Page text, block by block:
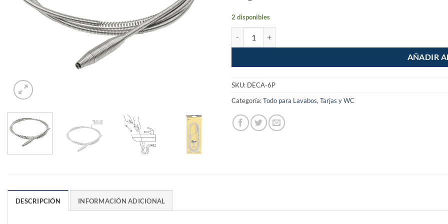
2 disponibles
AÑADIR
SKU: DECA-6P
Categoría:Todo para Lavabos, Tarjas y WC
DESCRIPCIÓN INFORMACIÓN ADICIONAL